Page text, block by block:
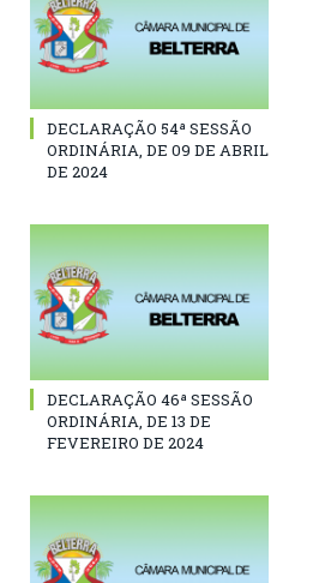
DECLARAÇÃO 54ª SESSÃO
ORDINÁRIA, DE 09 DE ABRIL
DE 2024
DECLARAÇÃO 46ª SESSÃO
ORDINÁRIA, DE 13 DE
FEVEREIRO DE 2024